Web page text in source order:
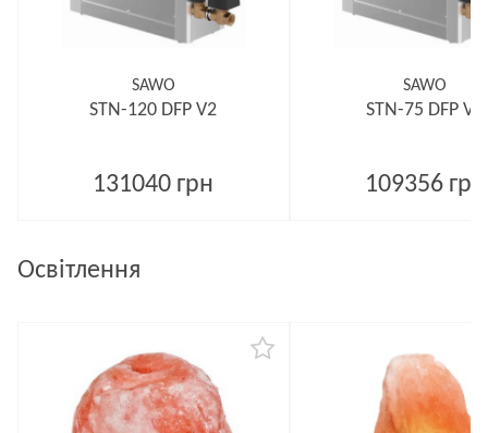
SAWO
STN-120 DFP V2
131040 грн
SAWO
STN-75 DFP V2
109356 грн
Освітлення